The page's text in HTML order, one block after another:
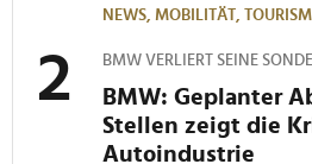
NEWS, MOBILITÄT,
BMW VERLIERT SEINE
BMW: Geplanter
Stellen zeigt die
Autoindustrie